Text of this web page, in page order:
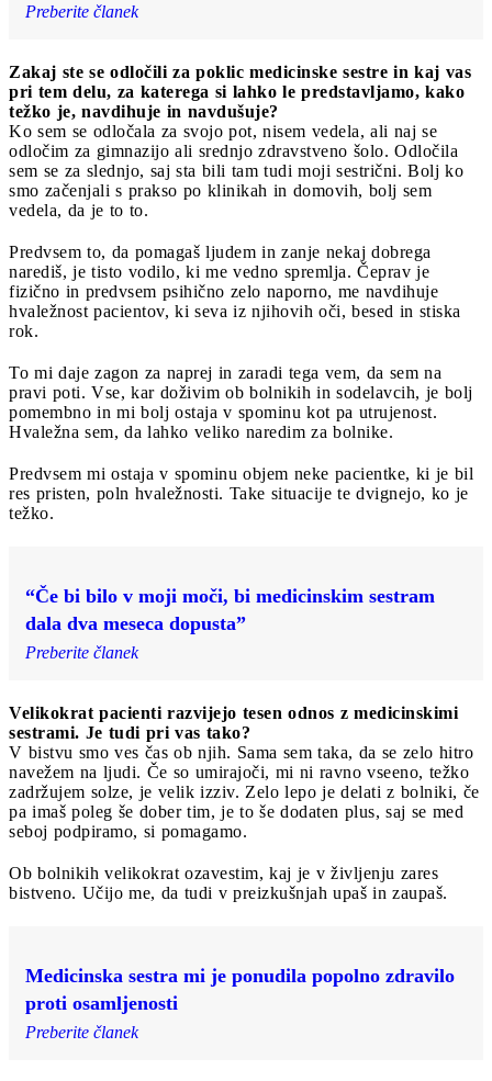
Preberite članek
Zakaj ste se odločili za poklic medicinske sestre in kaj vas
pri tem delu, za katerega si lahko le predstavljamo, kako
težko je, navdihuje in navdušuje?
Ko sem se odločala za svojo pot, nisem vedela, ali naj se
odločim za gimnazijo ali srednjo zdravstveno šolo. Odločila
sem se za slednjo, saj sta bili tam tudi moji sestrični. Bolj ko
smo začenjali s prakso po klinikah in domovih, bolj sem
vedela, da je to to.
Predvsem to, da pomagaš ljudem in zanje nekaj dobrega
narediš, je tisto vodilo, ki me vedno spremlja. Čeprav je
fizično in predvsem psihično zelo naporno, me navdihuje
hvaležnost pacientov, ki seva iz njihovih oči, besed in stiska
rok.
To mi daje zagon za naprej in zaradi tega vem, da sem na
pravi poti. Vse, kar doživim ob bolnikih in sodelavcih, je bolj
pomembno in mi bolj ostaja v spominu kot pa utrujenost.
Hvaležna sem, da lahko veliko naredim za bolnike.
Predvsem mi ostaja v spominu objem neke pacientke, ki je bil
res pristen, poln hvaležnosti. Take situacije te dvignejo, ko je
težko.
“Če bi bilo v moji moči, bi medicinskim sestram
dala dva meseca dopusta”
Preberite članek
Velikokrat pacienti razvijejo tesen odnos z medicinskimi
sestrami. Je tudi pri vas tako?
V bistvu smo ves čas ob njih. Sama sem taka, da se zelo hitro
navežem na ljudi. Če so umirajoči, mi ni ravno vseeno, težko
zadržujem solze, je velik izziv. Zelo lepo je delati z bolniki, če
pa imaš poleg še dober tim, je to še dodaten plus, saj se med
seboj podpiramo, si pomagamo.
Ob bolnikih velikokrat ozavestim, kaj je v življenju zares
bistveno. Učijo me, da tudi v preizkušnjah upaš in zaupaš.
Medicinska sestra mi je ponudila popolno zdravilo
proti osamljenosti
Preberite članek